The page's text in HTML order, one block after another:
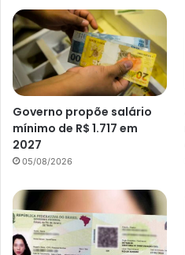
Governo propõe salário
mínimo de R$ 1.717 em
2027
05/08/2026